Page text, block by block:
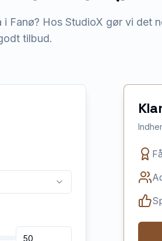
Fanø? Hos StudioX gør vi det
tilbud.